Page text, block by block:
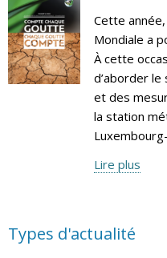
Cette
Mondiale a
À cette
d’aborder le
et des
la station
Lire plus
Types d'actualité